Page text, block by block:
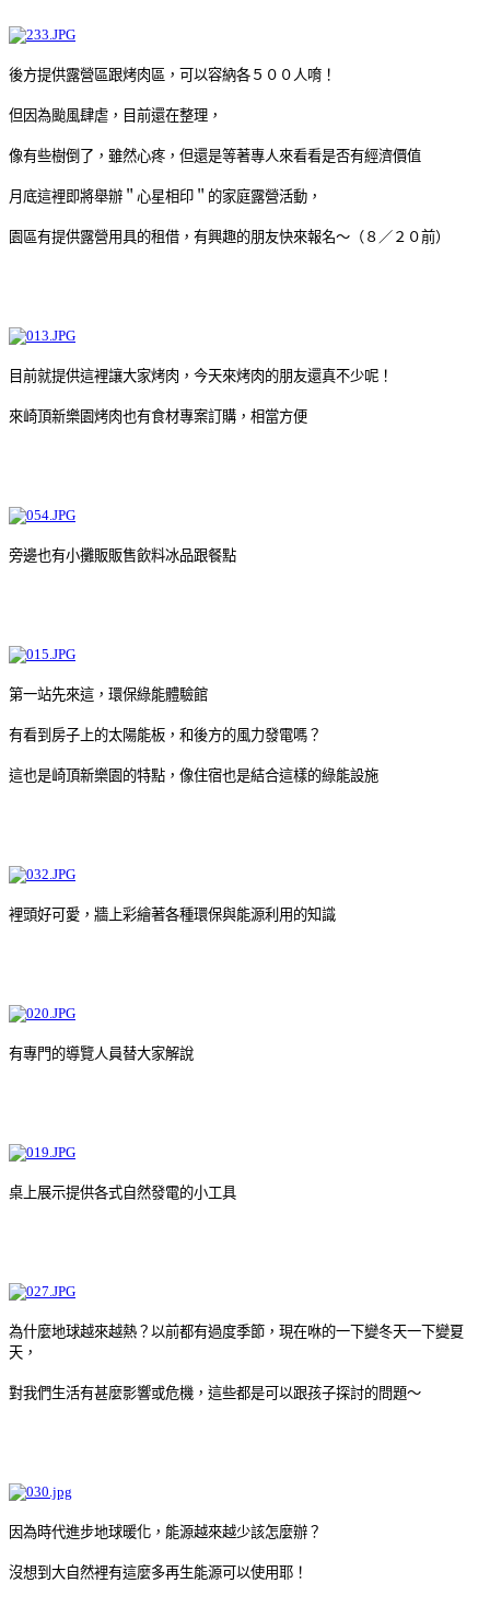
後方提供露營區跟烤肉區，可以容納各５００人唷！
但因為颱風肆虐，目前還在整理，
像有些樹倒了，雖然心疼，但還是等著專人來看看是否有經濟價值
月底這裡即將舉辦＂心星相印＂的家庭露營活動，
園區有提供露營用具的租借，有興趣的朋友快來報名～（８／２０前）
目前就提供這裡讓大家烤肉，今天來烤肉的朋友還真不少呢！
來崎頂新樂園烤肉也有食材專案訂購，相當方便
旁邊也有小攤販販售飲料冰品跟餐點
第一站先來這，環保綠能體驗館
有看到房子上的太陽能板，和後方的風力發電嗎？
這也是崎頂新樂園的特點，像住宿也是結合這樣的綠能設施
裡頭好可愛，牆上彩繪著各種環保與能源利用的知識
有專門的導覽人員替大家解說
桌上展示提供各式自然發電的小工具
為什麼地球越來越熱？以前都有過度季節，現在咻的一下變冬天一下變夏
天，
對我們生活有甚麼影響或危機，這些都是可以跟孩子探討的問題～
因為時代進步地球暖化，能源越來越少該怎麼辦？
沒想到大自然裡有這麼多再生能源可以使用耶！